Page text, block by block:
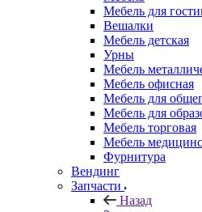
Мебель для
Вешалки
Мебель детская
Урны
Мебель
Мебель офисная
Мебель для
Мебель для
Мебель торговая
Мебель
Фурнитура
Вендинг
Запчасти
Назад